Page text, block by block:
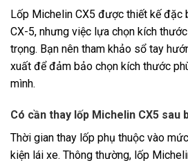
Lốp Michelin CX5 được thiết kế đặc
CX-5, nhưng việc lựa chọn kích
trọng. Bạn nên tham khảo sổ tay
xuất để đảm bảo chọn kích thước
mình.
Có cần thay lốp Michelin CX5 sau
Thời gian thay lốp phụ thuộc vào
kiện lái xe. Thông thường, lốp